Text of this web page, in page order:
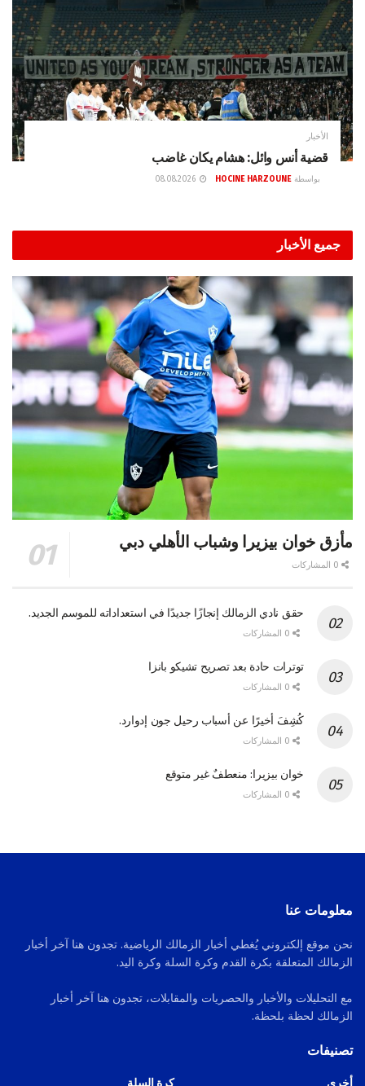
الأخبار
قضية أنس وائل: هشام يكان غاضب
بواسطة HOCINE HARZOUNE
جميع الأخبار
مأزق خوان بيزيرا وشباب الأهلي دبي
حقق نادي الزمالك إنجازًا جديدًا في استعداداته للموسم الجديد.
توترات حادة بعد تصريح تشيكو بانزا
كُشِفَ أخيرًا عن أسباب رحيل جون إدوارد.
خوان بيزيرا: منعطفٌ غير متوقع
معلومات عنا
نحن موقع إلكتروني يُغطي أخبار الزمالك الرياضية. تجدون هنا آخر أخبار
الزمالك المتعلقة بكرة القدم وكرة السلة وكرة اليد.
مع التحليلات والأخبار والحصريات والمقابلات، تجدون هنا آخر أخبار
الزمالك لحظة بلحظة.
تصنيفات
أخرى كرة السلة